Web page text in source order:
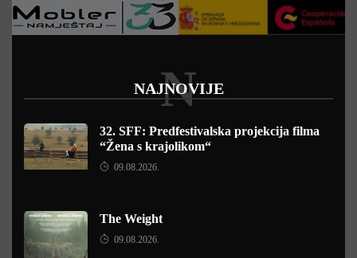
NAJNOVIJE
N
32. SFF: Predfestivalska projekcija filma
“Žena s krajolikom“
09.08.2026.
The Weight
09.08.2026.